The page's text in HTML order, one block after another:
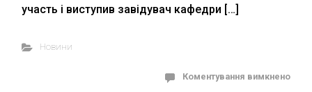
участь і виступив завідувач кафедри […]
Новини
Коментування вимкнено